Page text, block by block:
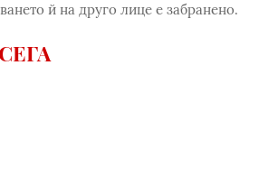
й на друго лице е забранено.